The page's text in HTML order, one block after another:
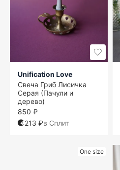
Unification Love
Свеча Гриб Лисичка
Серая (Пачули и
дерево)
850 ₽
213 ₽в Сплит
One size